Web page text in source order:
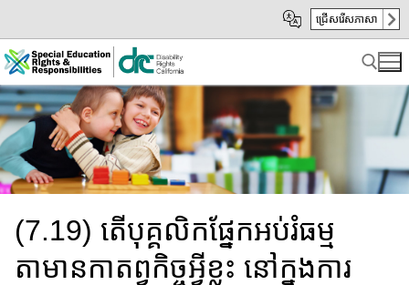
Main
Content
sub
navigation
ជ្រើសរើសភាសា
Search for:
(7.19) តើបុគ្គលិកផ្នែក​អប់រំធម្ម
តាមានកាតព្វកិច្ចអ្វីខ្លះ នៅក្នុង​​កា​​រ